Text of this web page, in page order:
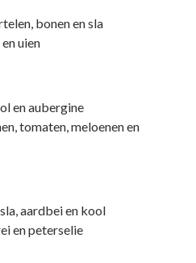
bonen en sla
uien
en aubergine
tomaten, meloenen en
aardbei en kool
en peterselie